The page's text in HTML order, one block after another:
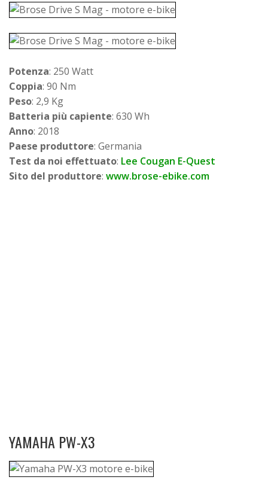
Potenza: 250 Watt
Coppia: 90 Nm
Peso: 2,9 Kg
Batteria più capiente: 630 Wh
Anno: 2018
Paese produttore: Germania
Test da noi effettuato: Lee Cougan E-Quest
Sito del produttore: www.brose-ebike.com
YAMAHA PW-X3